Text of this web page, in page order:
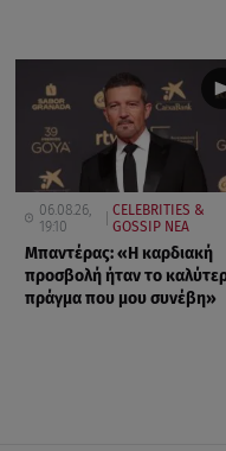
06.08.26,
19:10
CELEBRITIES &
GOSSIP ΝΕΑ
Μπαντέρας: «Η καρδιακή
προσβολή ήταν το
πράγμα που μου συνέβη»